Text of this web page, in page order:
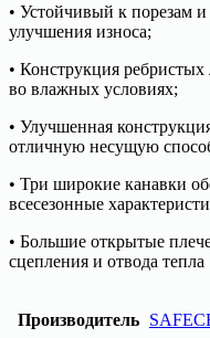
• Устойчивый к порезам и
улучшения износа;
• Конструкция
во влажных условиях;
• Улучшенная
отличную несущую
• Три широкие канавки
всесезонные
• Большие открытые
сцепления и отвода тепла
Производитель